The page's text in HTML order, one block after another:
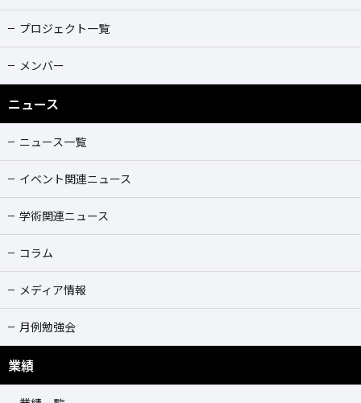
プロジェクト一覧
メンバー
ニュース
ニュース一覧
イベント関連ニュース
学術関連ニュース
コラム
メディア情報
月例勉強会
業績